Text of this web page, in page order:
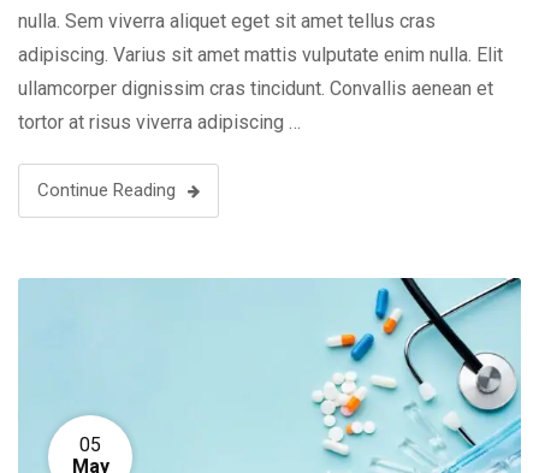
nulla. Sem viverra aliquet eget sit amet tellus cras
adipiscing. Varius sit amet mattis vulputate enim nulla. Elit
ullamcorper dignissim cras tincidunt. Convallis aenean et
tortor at risus viverra adipiscing …
Continue Reading
05
May